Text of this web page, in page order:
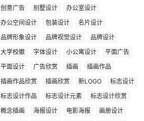
创意广告
别墅设计
办公室设计
办公空间设计
包装设计
名片设计
品牌形象设计
品牌视觉设计
品牌设计
大学校徽
字体设计 小公寓设计
平面广告
平面设计
广告欣赏 插画
插画作品
插画作品欣赏
插画欣赏 新LOGO
标志设计
标志设计作品
标志设计元素
标志设计欣赏
概念插画
海报设计 电影海报
画册设计